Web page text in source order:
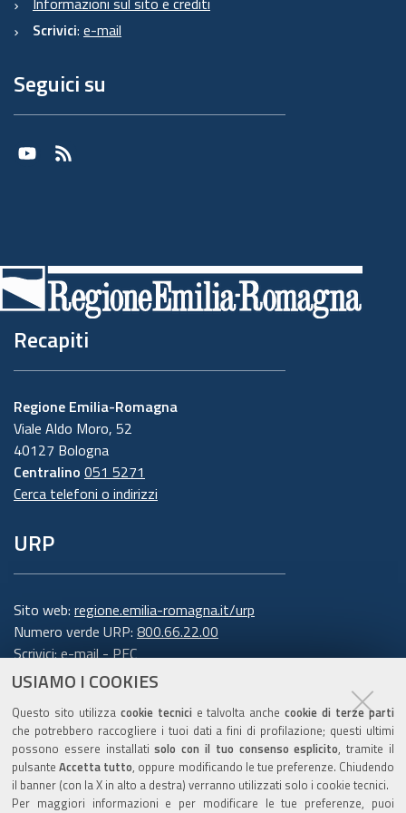
USIAMO I COOKIES
Questo sito utilizza cookie tecnici e talvolta anchecookie di terze parti
che potrebbero raccogliere i tuoi dati a fini di profilazione; questi ultimi
possono essere installatisolo con il tuo consenso esplicito, tramite il
pulsanteAccetta tutto, oppure modificando le tue preferenze. Chiudendo
il banner (con la X in alto a destra) verranno utilizzati solo i cookie tecnici.
Per maggiori informazioni e per modificare le tue preferenze, puoi
materia di trattamento, ivi compreso il profilo
della sicurezza dei dati.
Formalizziamo istruzioni, compiti ed oneri in
capo a tali soggetti terzi con la designazione
Sottoponiamo tali soggetti a verifiche
5. Soggetti autorizzati al
trattamento
I Suoi dati personali sono trattati da personale
interno previamente autorizzato e designato
impartite idonee istruzioni in ordine a misure,
accorgimenti, modus operandi, tutti volti alla
concreta tutela dei suoi dati personali.
trattamento
effettuato dalla Giunta della Regione Emilia-
Romagna per lo svolgimento di funzioni
istituzionali e, pertanto, ai sensi dell'art. 6
comma 1 lett. e) del Regolamento europeo n.
679/2016, non necessita del suo consenso.I dati
personali sono trattati per la seguente
finalità: rispondere alle sue richieste
Per garantire l'efficienza del servizio, la
Scrivici: e-mail
Seguici su
Youtube
RSS
Recapiti
Regione Emilia-Romagna
Viale Aldo Moro, 52
40127 Bologna
Centralino 051 5271
Cerca telefoni o indirizzi
URP
Sito web: regione.emilia-romagna.it/urp
Numero verde URP: 800.66.22.00
Scrivici:e-mail-PEC
Trasparenza
Amministrazione trasparente
Note legali e copyright